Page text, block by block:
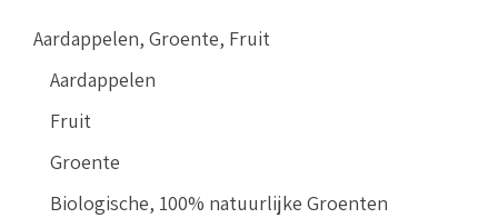
Aardappelen, Groente, Fruit
Aardappelen
Fruit
Groente
Biologische, 100% natuurlijke Groenten